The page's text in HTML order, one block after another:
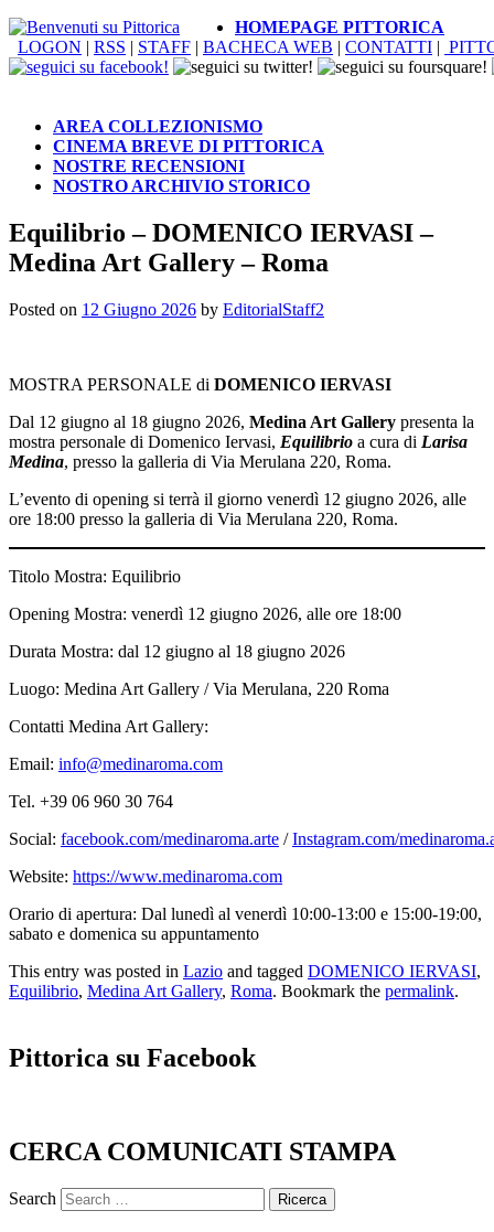
LOGON | RSS | STAFF | BACHECA WEB | CONTATTI |
HOMEPAGE PITTORICA
AREA COLLEZIONISMO
CINEMA BREVE DI PITTORICA
NOSTRE RECENSIONI
NOSTRO ARCHIVIO STORICO
Equilibrio – DOMENICO IERVASI –
Medina Art Gallery – Roma
Posted on 12 Giugno 2026 by EditorialStaff2
MOSTRA PERSONALE di DOMENICO IERVASI
Dal 12 giugno al 18 giugno 2026, Medina Art Gallery presenta la
mostra personale di Domenico Iervasi, Equilibrio a cura di Larisa
Medina, presso la galleria di Via Merulana 220, Roma.
L’evento di opening si terrà il giorno venerdì 12 giugno 2026, alle
ore 18:00 presso la galleria di Via Merulana 220, Roma.
Titolo Mostra: Equilibrio
Opening Mostra: venerdì 12 giugno 2026, alle ore 18:00
Durata Mostra: dal 12 giugno al 18 giugno 2026
Luogo: Medina Art Gallery / Via Merulana, 220 Roma
Contatti Medina Art Gallery:
Email: info@medinaroma.com
Tel. +39 06 960 30 764
Social: facebook.com/medinaroma.arte /Instagram.com/
Website: https://www.medinaroma.com
Orario di apertura: Dal lunedì al venerdì 10:00-13:00 e 15:00-19:00,
sabato e domenica su appuntamento
This entry was posted in Lazio and tagged DOMENICO IERVASI,
Equilibrio, Medina Art Gallery, Roma. Bookmark the permalink.
Pittorica su Facebook
CERCA COMUNICATI STAMPA
Search